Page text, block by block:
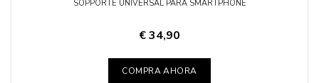
SOPPORTE UNIVERSAL PARA SMARTPHONE
€ 34,90
COMPRA AHORA